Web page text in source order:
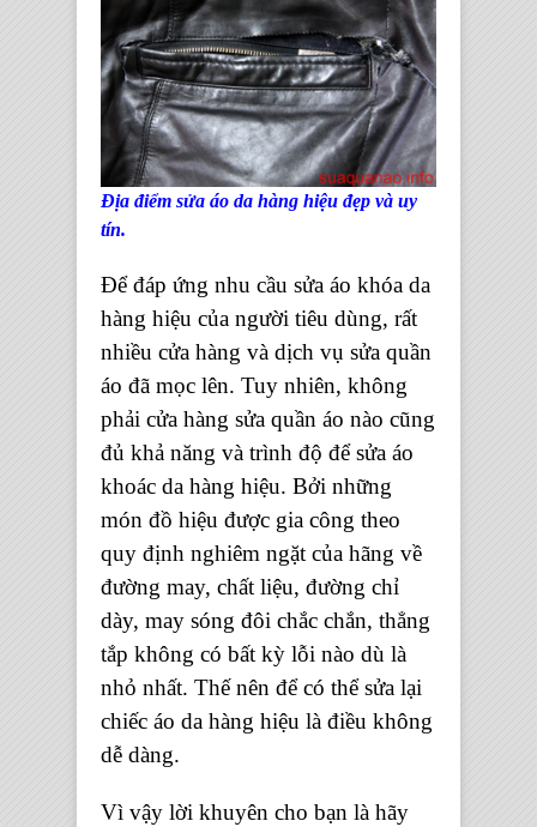
Địa điểm sửa áo da hàng hiệu đẹp và uy
tín.
Để đáp ứng nhu cầu sửa áo khóa da
hàng hiệu của người tiêu dùng, rất
nhiều cửa hàng và dịch vụ sửa quần
áo đã mọc lên. Tuy nhiên, không
phải cửa hàng sửa quần áo nào cũng
đủ khả năng và trình độ để sửa áo
khoác da hàng hiệu. Bởi những
món đồ hiệu được gia công theo
quy định nghiêm ngặt của hãng về
đường may, chất liệu, đường chỉ
dày, may sóng đôi chắc chắn, thẳng
tắp không có bất kỳ lỗi nào dù là
nhỏ nhất. Thế nên để có thể sửa lại
chiếc áo da hàng hiệu là điều không
dễ dàng.
Vì vậy lời khuyên cho bạn là hãy